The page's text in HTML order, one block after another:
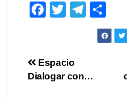
F
e
b
T
er
T
el
a
o
m
Navegación
Espacio
Dialogar con…